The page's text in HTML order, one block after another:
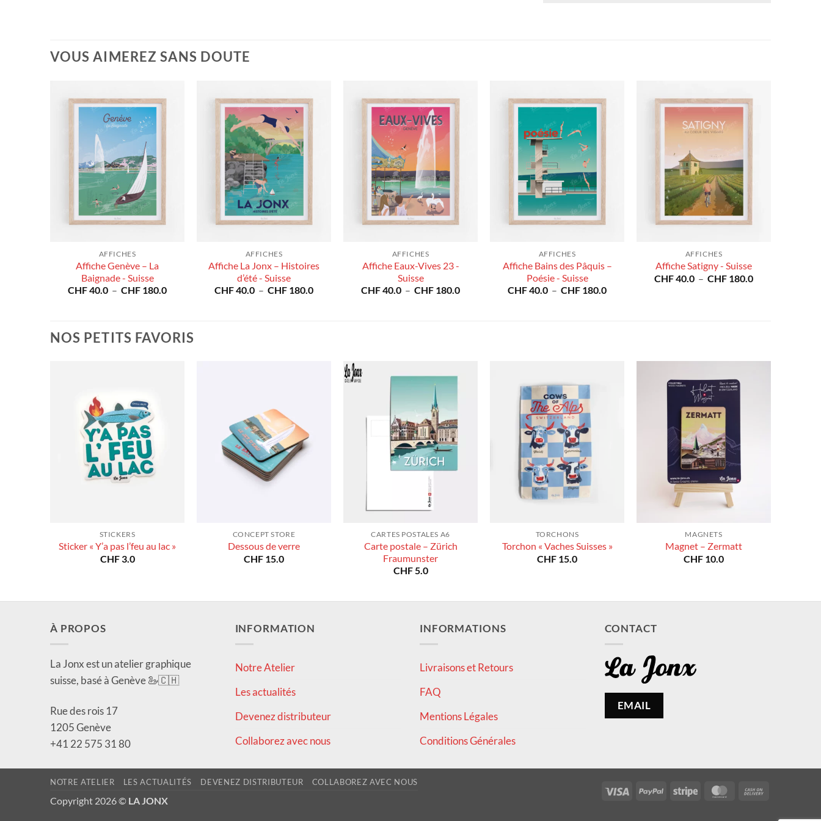
VOUS AIMEREZ SANS DOUTE
AFFICHES
Affiche Genève – La
Baignade - Suisse
CHF40.0 – CHF 180.0Plage
CHF 180.0
AFFICHES
Affiche La Jonx – Histoires
d’été - Suisse
CHF40.0 – CHF 180.0Plage
AFFICHES
Affiche Eaux-Vives 23 -
Suisse
CHF40.0 – CHF 180.0Plage
AFFICHES
Affiche Bains des Pâquis –
Poésie - Suisse
CHF40.0 – CHF 180.0Plage
AFFICHES
Affiche Satigny - Suisse
CHF40.0 – CHF 180.0Plage
NOS PETITS FAVORIS
STICKERS
Sticker « Y’a pas l’feu au lac »
CHF3.0
CONCEPT STORE
Dessous de verre
CHF 15.0
CARTES POSTALES A6
Carte postale – Zürich
Fraumunster
CHF5.0
TORCHONS
Torchon « Vaches Suisses »
CHF 15.0
MAGNETS
Magnet – Zermatt
CHF 10.0
À PROPOS
La Jonx est un atelier graphique
suisse, basé à Genève 🦢🇨🇭
Rue des rois 17
1205 Genève
+41 22 575 31 80
INFORMATION
Notre Atelier
Les actualités
Devenez distributeur
Collaborez avec nous
INFORMATIONS
Livraisons et Retours
FAQ
Mentions Légales
Conditions Générales
CONTACT
EMAIL
Visa PayPal Stripe MasterCard
NOTRE ATELIER LES ACTUALITÉS DEVENEZ DISTRIBUTEUR COLLABOREZ AVEC NOUS
Copyright 2026 © LA JONX